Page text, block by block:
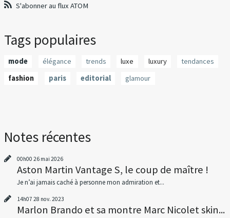
S'abonner au flux ATOM
Tags populaires
mode élégance trends luxe luxury
tendances
fashion
paris editorial glamour
Notes récentes
00h00 26 mai 2026
Aston Martin Vantage S, le coup de maître !
Je n’ai jamais caché à personne mon admiration et...
14h07 28 nov. 2023
Marlon Brando et sa montre Marc Nicolet skin...